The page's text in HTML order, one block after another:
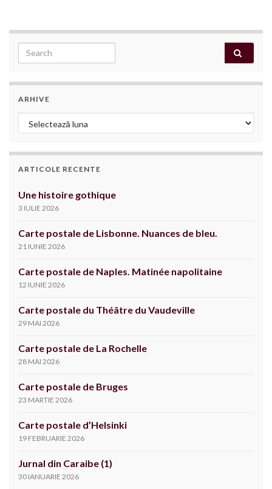
Search for:
ARHIVE
Arhive
ARTICOLE RECENTE
Une histoire gothique
3 IULIE 2026
Carte postale de Lisbonne. Nuances de bleu.
21 IUNIE 2026
Carte postale de Naples. Matinée napolitaine
12 IUNIE 2026
Carte postale du Théâtre du Vaudeville
29 MAI 2026
Carte postale de La Rochelle
28 MAI 2026
Carte postale de Bruges
23 MARTIE 2026
Carte postale d’Helsinki
19 FEBRUARIE 2026
Jurnal din Caraibe (1)
30 IANUARIE 2026